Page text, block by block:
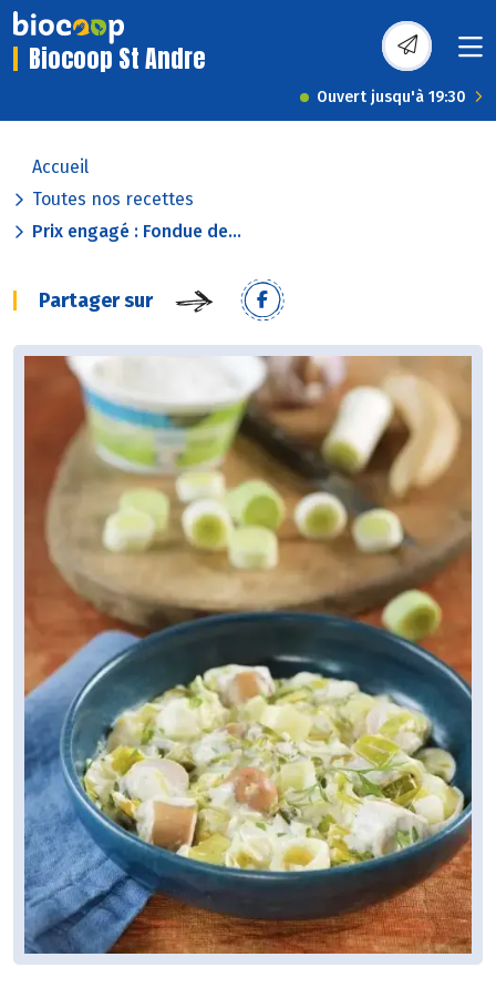
Biocoop St Andre
Ouvert jusqu'à 19:30
Accueil
Toutes nos recettes
Prix engagé : Fondue de...
Partager sur